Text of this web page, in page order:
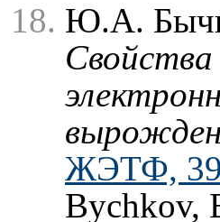
Ю.А.
Свойства
ЖЭТФ, 39
Bychkov,